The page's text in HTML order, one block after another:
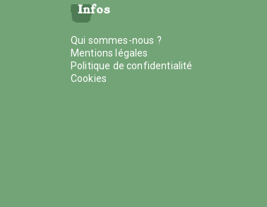
Infos
Qui sommes-nous ?
Mentions légales
Politique de confidentialité
Cookies